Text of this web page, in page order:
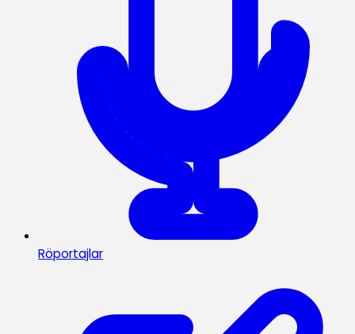
Röportajlar